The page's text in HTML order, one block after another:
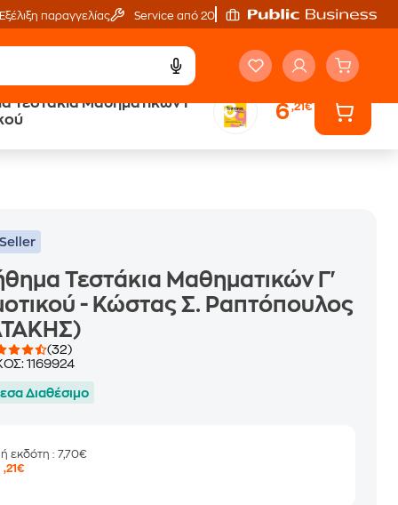
Εξέλιξη παραγγελίας Service από 20'
Τεστάκια Μαθηματικών Γ'
6,21€
Τεστάκια Μαθηματικών Γ'
- Κώστας Σ. Ραπτόπουλος
(32)
1169924
Διαθέσιμο
εκδότη: 7,70€
,21€